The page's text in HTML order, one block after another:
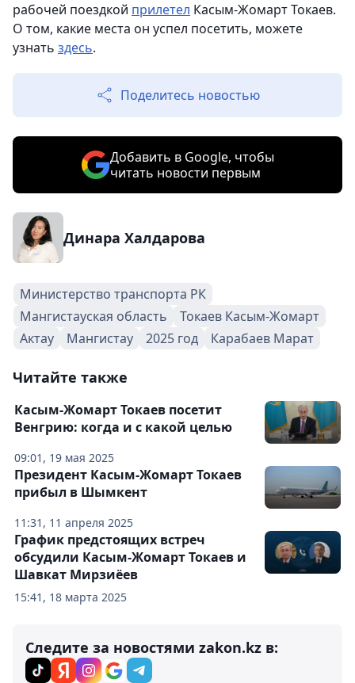
рабочей поездкой прилетел Касым-Жомарт Токаев.
О том, какие места он успел посетить, можете
узнать здесь.
Поделитесь новостью
Добавить в Google, чтобы
читать новости первым
Динара Халдарова
Министерство транспорта РК
Мангистауская область
Токаев Касым-Жомарт
Актау
Мангистау 2025 год Карабаев Марат
Читайте также
09:01, 19 мая 2025
Касым-Жомарт Токаев посетит
Венгрию: когда и с какой целью
11:31, 11 апреля 2025
Президент Касым-Жомарт Токаев
прибыл в Шымкент
15:41, 18 марта 2025
График предстоящих встреч
обсудили Касым-Жомарт Токаев и
Шавкат Мирзиёев
Следите за новостями zakon.kz в: